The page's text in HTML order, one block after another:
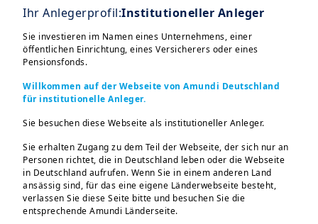
Central Bank,
Honorary Governor of the Banque
de France.
Moneyhas always been asource
power. Today, that power is beingtested
byrising debt ,geopolitical rivalryand
competing economic models.
Drawing on his experience
Mehr laden
Ihr Anlegerprofil:Institutioneller Anleger
Sie investieren im Namen eines Unternehmens, einer
öffentlichen Einrichtung, eines Versicherers oder eines
Pensionsfonds.
Willkommen auf der Webseite von Amundi Deutschland
für institutionelle Anleger.
Sie besuchen diese Webseite als institutioneller Anleger.
Sie erhalten Zugang zu dem Teil der Webseite, der sich nur an
Personen richtet, die in Deutschland leben oder die Webseite
in Deutschland aufrufen. Wenn Sie in einem anderen Land
ansässig sind, für das eine eigene Länderwebseite besteht,
verlassen Sie diese Seite bitte und besuchen Sie die
entsprechende Amundi Länderseite.